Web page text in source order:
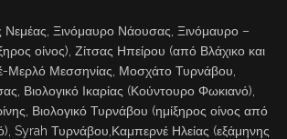
Νεμέας, Ξινόμαυρο Νάουσας, Ξινόμαυρο –
οίνος), Ζίτσας Ηπείρου (από Βλάχικο και
Μερλό Μεσσηνίας, Μοσχάτο Τυρνάβου,
Βιολογικό Ικαρίας (Κούντουρο Φωκιανό),
Βιολογικό Τυρνάβου (ημίξηρος οίνος από
Syrah Τυρνάβου,Καμπερνέ Ηλείας (εξάμηνης